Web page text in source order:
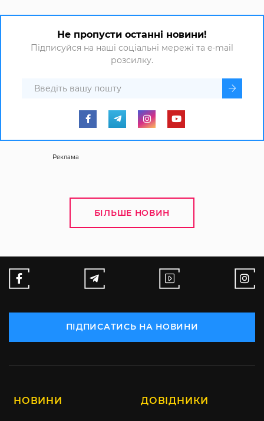
Не пропусти останні новини!
Підписуйся на наші соціальні мережі та e-mail
розсилку.
Реклама
БІЛЬШЕ НОВИН
ПІДПИСАТИСЬ НА НОВИНИ
НОВИНИ ДОВІДНИКИ